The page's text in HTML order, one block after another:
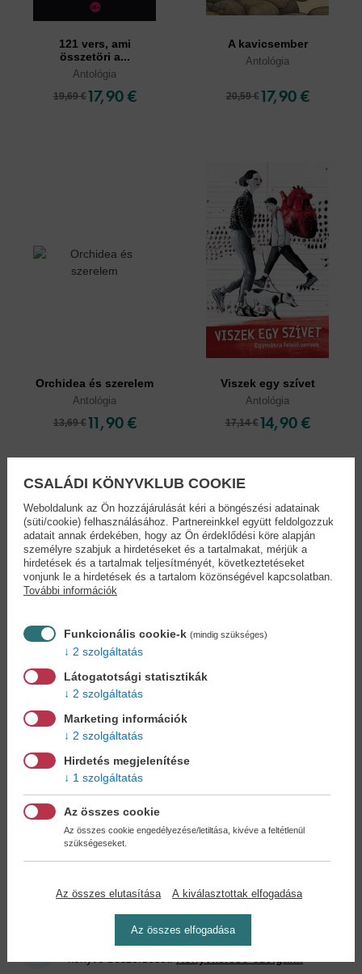
121 vers, ami
összetöri a...
Antológia
19,69 € 17,90 €
A kavicsember
Antológia
20,59 € 17,90 €
Orchidea és szerelem
Antológia
13,69 € 11,90 €
Viszek egy szívet
Antológia
17,14 € 14,90 €
Költővel nem járnék
Antológia
Cookies
CSALÁDI KÖNYVKLUB COOKIE
Weboldalunk az Ön hozzájárulását kéri a böngészési adatainak
(süti/cookie) felhasználásához. Partnereinkkel együtt feldolgozzuk
adatait annak érdekében, hogy az Ön érdeklődési köre alapján
személyre szabjuk a hirdetéseket és a tartalmakat, mérjük a
hirdetések és a tartalmak teljesítményét, következtetéseket
vonjunk le a hirdetések és a tartalom közönségével kapcsolatban.
További információk
Funkcionális cookie-k (mindig szükséges)
2 szolgáltatás
Látogatotsági statisztikák
2 szolgáltatás
Marketing információk
2 szolgáltatás
Hirdetés megjelenítése
1 szolgáltatás
Az összes cookie
Az összes cookie engedélyezése/letiltása, kivéve a feltétlenül
szükségeseket.
Az összes elutasítása A kiválasztottak elfogadása
Az összes elfogadása